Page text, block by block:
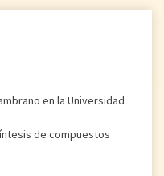
en la Universidad
de compuestos